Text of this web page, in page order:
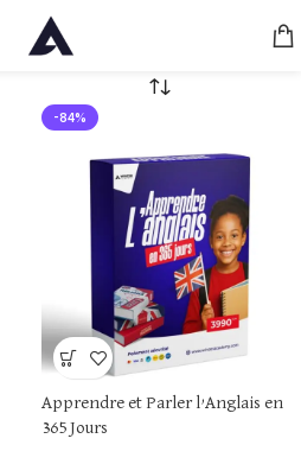
-84%
Apprendre et Parler l’Anglais en
365 Jours